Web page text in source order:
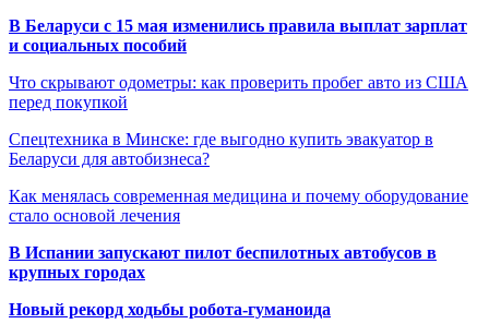
В Беларуси с 15 мая изменились правила выплат зарплат
и социальных пособий
Что скрывают одометры: как проверить пробег авто из США
перед покупкой
Спецтехника в Минске: где выгодно купить эвакуатор в
Беларуси для автобизнеса?
Как менялась современная медицина и почему оборудование
стало основой лечения
В Испании запускают пилот беспилотных автобусов в
крупных городах
Новый рекорд ходьбы робота-гуманоида